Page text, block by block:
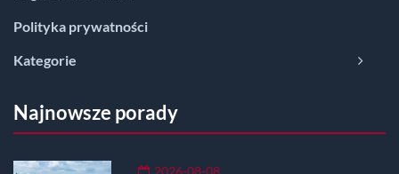
Polityka prywatności
Kategorie
Najnowsze porady
2026-08-08